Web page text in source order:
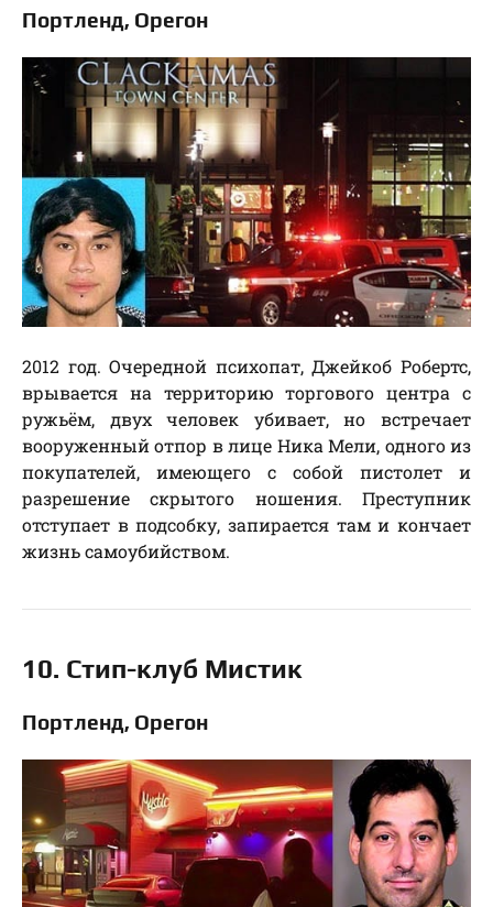
Портленд, Орегон
2012 год. Очередной психопат, Джейкоб Робертс,
врывается на территорию торгового центра с
ружьём, двух человек убивает, но встречает
вооруженный отпор в лице Ника Мели, одного из
покупателей, имеющего с собой пистолет и
разрешение скрытого ношения. Преступник
отступает в подсобку, запирается там и кончает
жизнь самоубийством.
10. Стип-клуб Мистик
Портленд, Орегон